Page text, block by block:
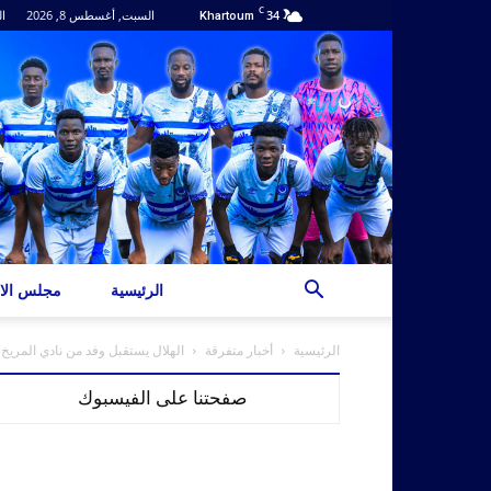
34
C
Khartoum السبت, أغسطس 8, 2026
مجلس الرئيسية
الرئيسية أخبار متفرقة الهلال يستقبل وفد من نادي المريخ
صفحتنا على الفيسبوك